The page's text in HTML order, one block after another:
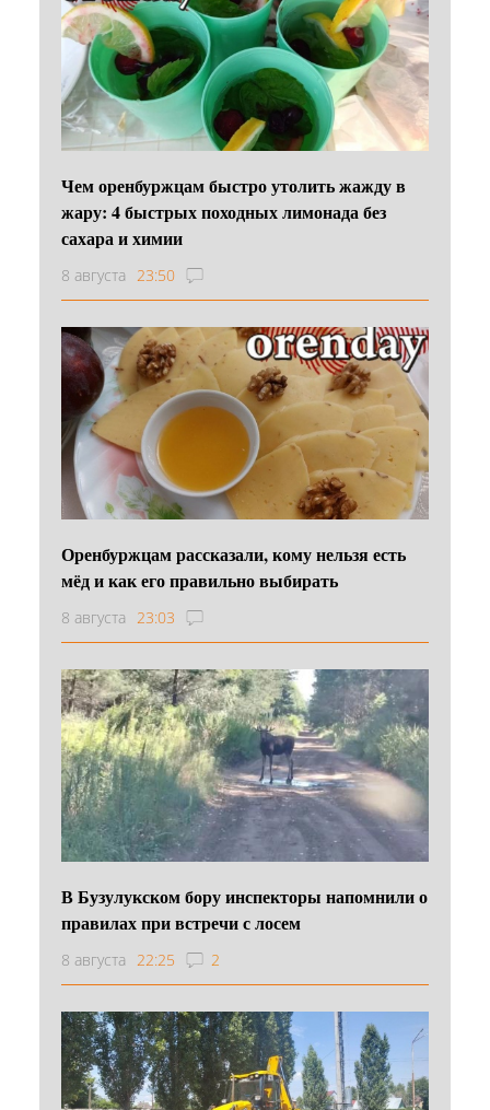
Чем оренбуржцам быстро утолить жажду в
жару: 4 быстрых походных лимонада без
сахара и химии
8 августа 23:50
Оренбуржцам рассказали, кому нельзя есть
мёд и как его правильно выбирать
8 августа 23:03
В Бузулукском бору инспекторы напомнили о
правилах при встречи с лосем
8 августа 22:25 2